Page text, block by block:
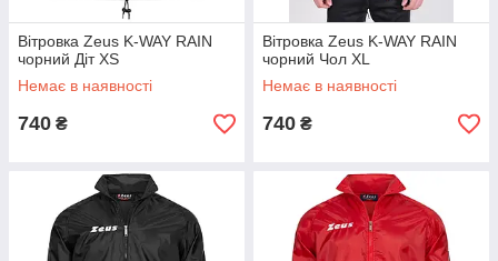
Вітровка Zeus K-WAY RAIN
чорний Діт XS
Немає в наявності
740 ₴
Вітровка Zeus K-WAY RAIN
чорний Чол XL
Немає в наявності
740 ₴